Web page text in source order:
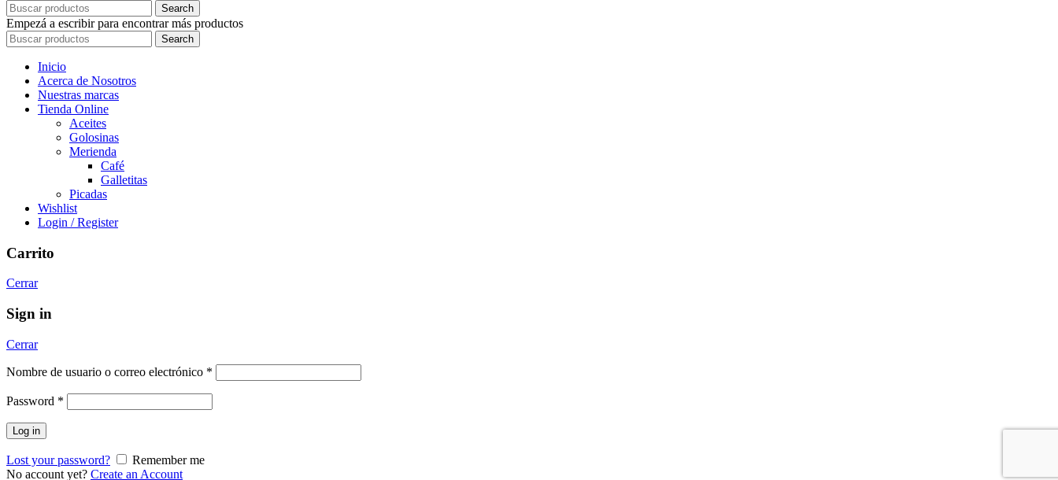
Search
Empezá a escribir para encontrar más productos
Search
Inicio
Acerca de Nosotros
Nuestras marcas
Tienda Online
Aceites
Golosinas
Merienda
Café
Galletitas
Picadas
Wishlist
Login / Register
Carrito
Cerrar
Sign in
Cerrar
Nombre de usuario o correo electrónico *
Password *
Log in
Lost your password?
Remember me
No account yet? Create an Account